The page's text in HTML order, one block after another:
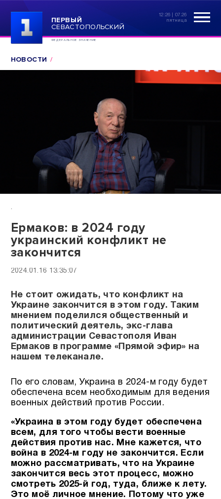
ПЕРВЫЙ
СЕВАСТОПОЛЬСКИЙ
ФЕДЕРАЛЬНОЕ ЗНАЧЕНИЕ
12:26 | 07.26
пятница
НОВОСТИ
.
Ермаков: в 2024 году
украинский конфликт не
закончится
2024.01.16 13:35:07
Не стоит ожидать, что конфликт на
Украине закончится в этом году. Таким
мнением поделился общественный и
политический деятель, экс-глава
администрации Севастополя Иван
Ермаков в программе «Прямой эфир» на
нашем телеканале.
По его словам, Украина в 2024-м году будет
обеспечена всем необходимым для ведения
военных действий против России.
«Украина в этом году будет обеспечена
всем, для того чтобы вести военные
действия против нас. Мне кажется, что
война в 2024-м году не закончится. Если
можно рассматривать, что на Украине
закончится весь этот процесс, можно
смотреть 2025-й год, туда, ближе к лету.
Это моё личное мнение. Потому что уже